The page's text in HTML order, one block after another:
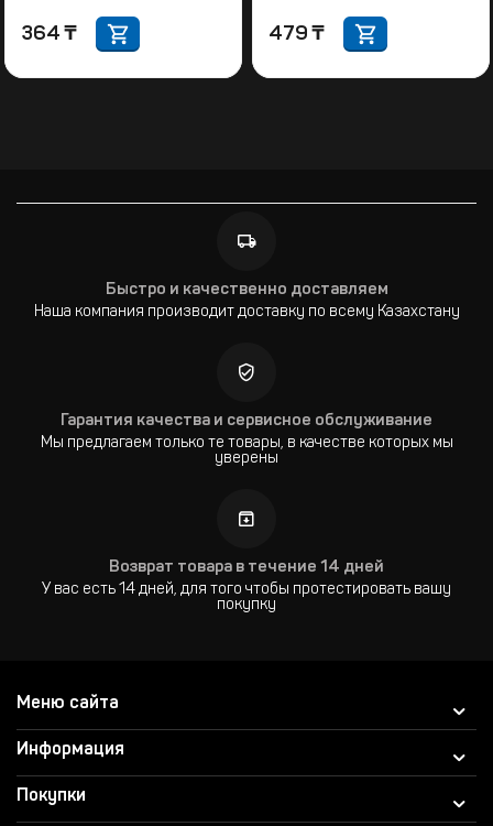
364 ₸ 479 ₸
Быстро и качественно доставляем
Наша компания производит доставку по всему Казахстану
Гарантия качества и сервисное обслуживание
Мы предлагаем только те товары, в качестве которых мы
уверены
Возврат товара в течение 14 дней
У вас есть 14 дней, для того чтобы протестировать вашу
покупку
Меню сайта
Информация
Покупки